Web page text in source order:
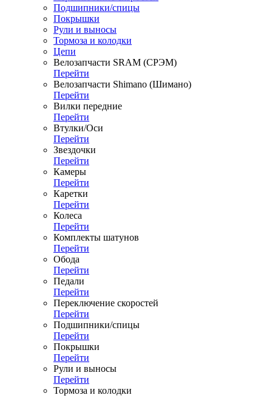
Подшипники/спицы
Покрышки
Рули и выносы
Тормоза и колодки
Цепи
Велозапчасти SRAM (СРЭМ)
Перейти
Велозапчасти Shimano (Шимано)
Перейти
Вилки передние
Перейти
Втулки/Оси
Перейти
Звездочки
Перейти
Камеры
Перейти
Каретки
Перейти
Колеса
Перейти
Комплекты шатунов
Перейти
Обода
Перейти
Педали
Перейти
Переключение скоростей
Перейти
Подшипники/спицы
Перейти
Покрышки
Перейти
Рули и выносы
Перейти
Тормоза и колодки